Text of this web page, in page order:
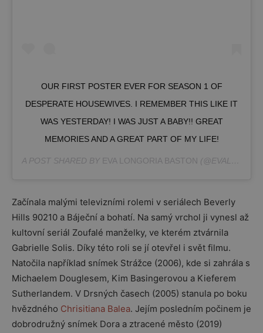
OUR FIRST POSTER EVER FOR SEASON 1 OF
DESPERATE HOUSEWIVES. I REMEMBER THIS LIKE IT
WAS YESTERDAY! I WAS JUST A BABY!! GREAT
MEMORIES AND A GREAT PART OF MY LIFE!
A POST SHARED BY EVA LONGORIA BASTON (@EVALONGORIA) ON
Začínala malými televizními rolemi v seriálech Beverly
Hills 90210 a Báječní a bohatí. Na samý vrchol ji vynesl až
kultovní seriál Zoufalé manželky, ve kterém ztvárnila
Gabrielle Solis. Díky této roli se jí otevřel i svět filmu.
Natočila například snímek Strážce (2006), kde si zahrála s
Michaelem Douglesem, Kim Basingerovou a Kieferem
Sutherlandem. V Drsných časech (2005) stanula po boku
hvězdného Chrisitiana Balea. Jejím posledním počinem je
dobrodružný snímek Dora a ztracené město (2019)